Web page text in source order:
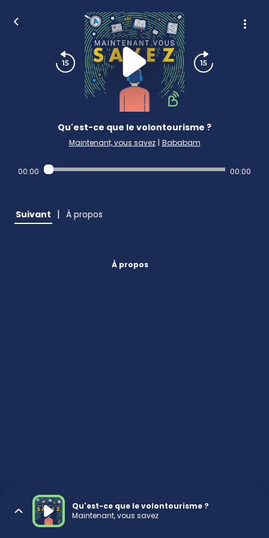
Qu'est-ce que le volontourisme ?
Maintenant, vous savez | Bababam
00:00 00:00
Suivant | À propos
À propos
Qu'est-ce que le volontourisme ?
Maintenant, vous savez